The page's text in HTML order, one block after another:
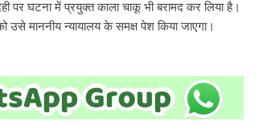
पर घटना में प्रयुक्त काला चाकू भी बरामद कर लिया है।
माननीय न्यायालय के समक्ष पेश किया जाएगा।